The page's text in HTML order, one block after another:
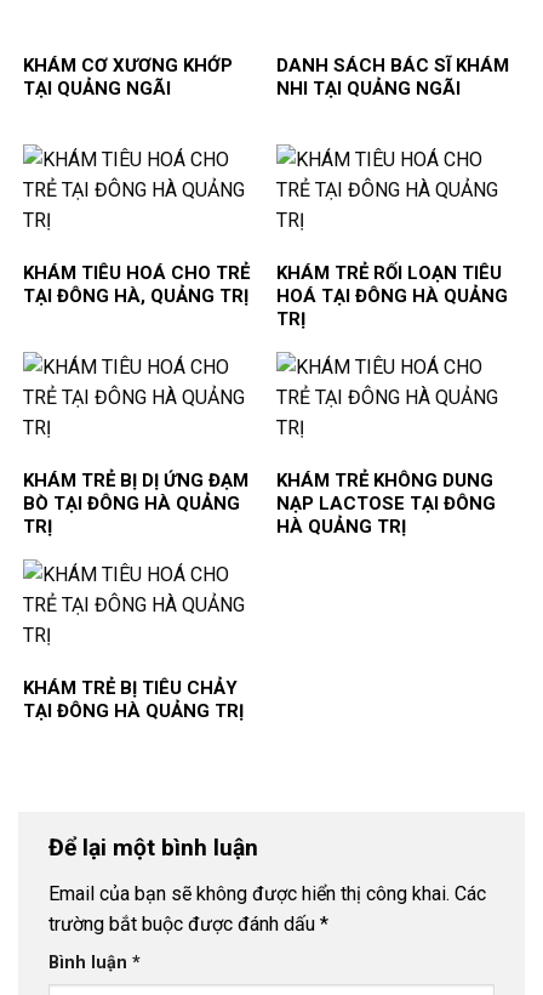
KHÁM CƠ XƯƠNG KHỚP
TẠI QUẢNG NGÃI
DANH SÁCH BÁC SĨ KHÁM
NHI TẠI QUẢNG NGÃI
KHÁM TIÊU HOÁ CHO TRẺ
TẠI ĐÔNG HÀ, QUẢNG TRỊ
KHÁM TRẺ RỐI LOẠN TIÊU
HOÁ TẠI ĐÔNG HÀ QUẢNG
TRỊ
KHÁM TRẺ BỊ DỊ ỨNG ĐẠM
BÒ TẠI ĐÔNG HÀ QUẢNG
TRỊ
KHÁM TRẺ KHÔNG DUNG
NẠP LACTOSE TẠI ĐÔNG
HÀ QUẢNG TRỊ
KHÁM TRẺ BỊ TIÊU CHẢY
TẠI ĐÔNG HÀ QUẢNG TRỊ
Để lại một bình luận
Email của bạn sẽ không được hiển thị công khai. Các
trường bắt buộc được đánh dấu *
Bình luận *